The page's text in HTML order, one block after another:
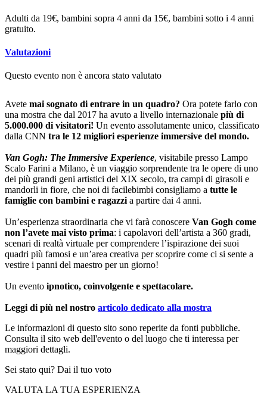
Adulti da 19€, bambini sopra 4 anni da 15€, bambini sotto i 4 anni
gratuito.
Valutazioni
Questo evento non è ancora stato valutato
Avete mai sognato di entrare in un quadro? Ora potete farlo con
una mostra che dal 2017 ha avuto a livello internazionale più di
5.000.000 di visitatori! Un evento assolutamente unico, classificato
dalla CNN tra le 12 migliori esperienze immersive del mondo.
Van Gogh: The Immersive Experience, visitabile presso Lampo
Scalo Farini a Milano, è un viaggio sorprendente tra le opere di uno
dei più grandi geni artistici del XIX secolo, tra campi di girasoli e
mandorli in fiore, che noi di facilebimbi consigliamo a tutte le
famiglie con bambini e ragazzi a partire dai 4 anni.
Un’esperienza straordinaria che vi farà conoscere Van Gogh come
non l’avete mai visto prima: i capolavori dell’artista a 360 gradi,
scenari di realtà virtuale per comprendere l’ispirazione dei suoi
quadri più famosi e un’area creativa per scoprire come ci si sente a
vestire i panni del maestro per un giorno!
Un evento ipnotico, coinvolgente e spettacolare.
Leggi di più nel nostro articolo dedicato alla mostra
Le informazioni di questo sito sono reperite da fonti pubbliche.
Consulta il sito web dell'evento o del luogo che ti interessa per
maggiori dettagli.
Sei stato qui? Dai il tuo voto
VALUTA LA TUA ESPERIENZA